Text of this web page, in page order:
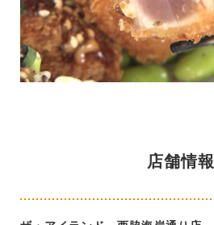
店舗情報